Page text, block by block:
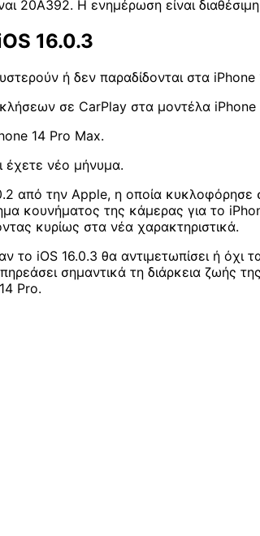
20A392. Η ενημέρωση είναι
16.0.3
ή δεν παραδίδονται στα
σε CarPlay στα μοντέλα iPhone
14 Pro Max.
έχετε νέο μήνυμα.
από την Apple, η οποία κυκλοφόρησε
κουνήματος της κάμερας για το
κυρίως στα νέα χαρακτηριστικά.
iOS 16.0.3 θα αντιμετωπίσει ή όχι
σημαντικά τη διάρκεια ζωής
Pro.